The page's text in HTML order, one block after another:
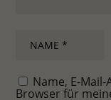
Name, E-
Browser für